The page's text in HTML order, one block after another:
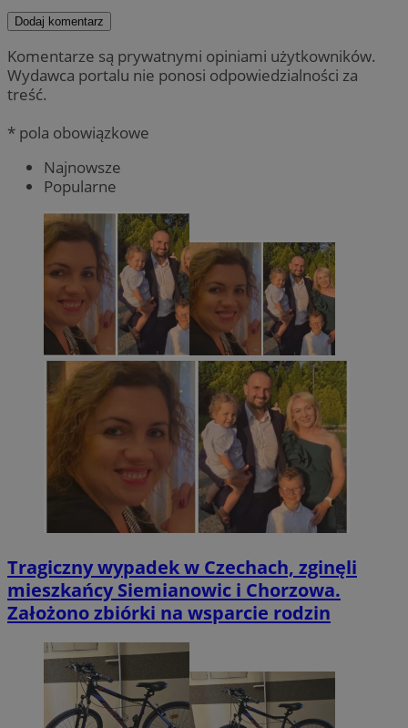
Dodaj komentarz
Komentarze są prywatnymi opiniami użytkowników.
Wydawca portalu nie ponosi odpowiedzialności za
treść.
* pola obowiązkowe
Najnowsze
Popularne
Tragiczny wypadek w Czechach, zginęli
mieszkańcy Siemianowic i Chorzowa.
Założono zbiórki na wsparcie rodzin